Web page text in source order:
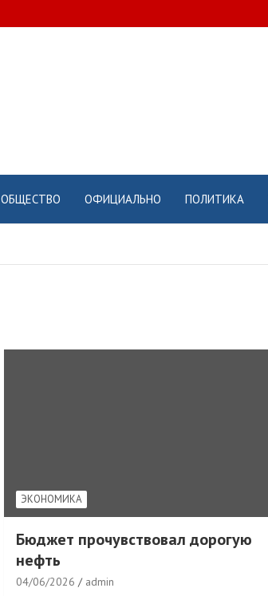
ОБЩЕСТВО ОФИЦИАЛЬНО ПОЛИТИКА
ЭКОНОМИКА
Бюджет прочувствовал дорогую
нефть
04/06/2026 admin